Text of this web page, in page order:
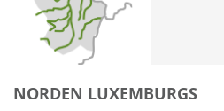
NORDEN LUXEMBURGS